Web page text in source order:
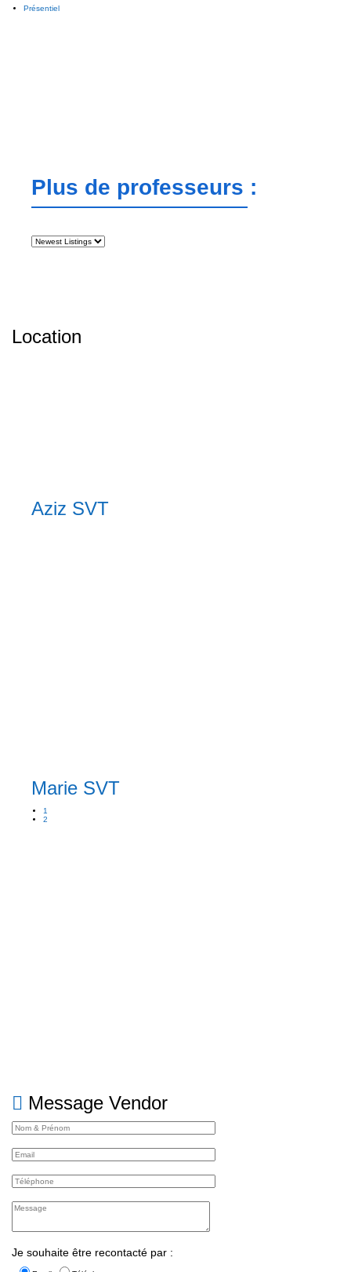
Plus de professeurs :
Aziz SVT
Marie SVT
1
2
Présentiel
Location
Message Vendor
Je souhaite être recontacté par :